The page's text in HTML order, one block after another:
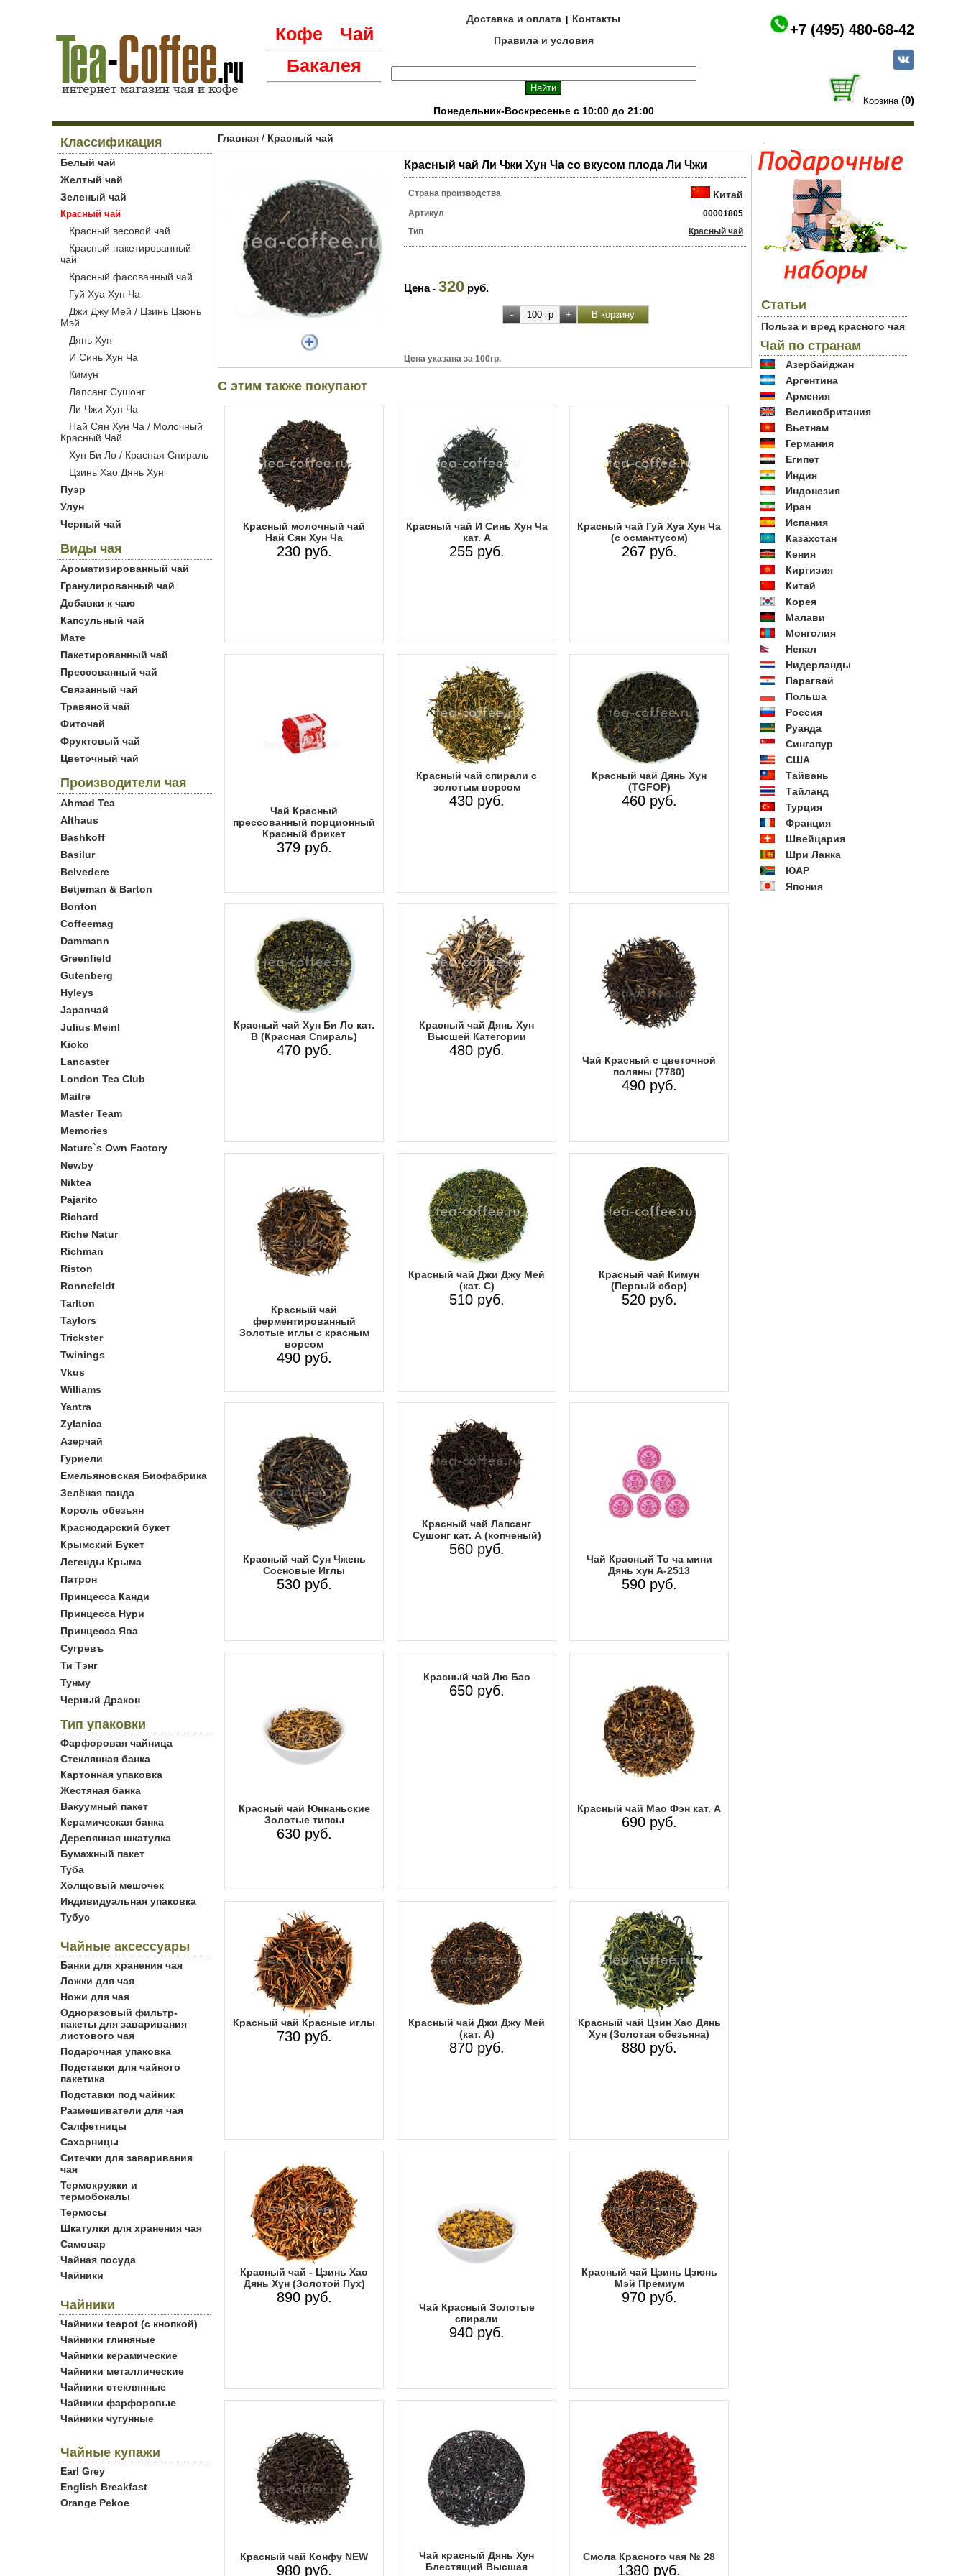
Кофе
Чай
Бакалея
Доставка и оплата
Контакты
Правила и условия
Понедельник-Воскресенье с 10:00 до 21:00
+7 (495) 480-68-42
Корзина (0)
Классификация
Белый чай
Желтый чай
Зеленый чай
Красный чай
Красный весовой чай
Красный пакетированный
чай
Красный фасованный чай
Гуй Хуа Хун Ча
Джи Джу Мей / Цзинь Цзюнь
Мэй
Дянь Хун
И Синь Хун Ча
Кимун
Лапсанг Сушонг
Ли Чжи Хун Ча
Най Сян Хун Ча / Молочный
Красный Чай
Хун Би Ло / Красная Спираль
Цзинь Хао Дянь Хун
Пуэр
Улун
Черный чай
Виды чая
Ароматизированный чай
Гранулированный чай
Добавки к чаю
Капсульный чай
Мате
Пакетированный чай
Прессованный чай
Связанный чай
Травяной чай
Фиточай
Фруктовый чай
Цветочный чай
Производители чая
Ahmad Tea
Althaus
Bashkoff
Basilur
Belvedere
Betjeman & Barton
Bonton
Coffeemag
Dammann
Greenfield
Gutenberg
Hyleys
Japanчай
Julius Meinl
Kioko
Lancaster
London Tea Club
Maitre
Master Team
Memories
Nature`s Own Factory
Newby
Niktea
Pajarito
Richard
Riche Natur
Richman
Riston
Ronnefeldt
Tarlton
Taylors
Trickster
Twinings
Vkus
Williams
Yantra
Zylanica
Азерчай
Гуриели
Емельяновская Биофабрика
Зелёная панда
Король обезьян
Краснодарский букет
Крымский Букет
Легенды Крыма
Патрон
Принцесса Канди
Принцесса Нури
Принцесса Ява
Сугревъ
Ти Тэнг
Тунму
Черный Дракон
Тип упаковки
Фарфоровая чайница
Стеклянная банка
Картонная упаковка
Жестяная банка
Вакуумный пакет
Керамическая банка
Деревянная шкатулка
Бумажный пакет
Туба
Холщовый мешочек
Индивидуальная упаковка
Тубус
Чайные аксессуары
Банки для хранения чая
Ложки для чая
Ножи для чая
Одноразовый фильтр-
пакеты для заваривания
листового чая
Подарочная упаковка
Подставки для чайного
пакетика
Подставки под чайник
Размешиватели для чая
Салфетницы
Сахарницы
Ситечки для заваривания
чая
Термокружки и
термобокалы
Термосы
Шкатулки для хранения чая
Самовар
Чайная посуда
Чайники
Чайники
Чайники teapot (с кнопкой)
Чайники глиняные
Чайники керамические
Чайники металлические
Чайники стеклянные
Чайники фарфоровые
Чайники чугунные
Чайные купажи
Earl Grey
English Breakfast
Orange Pekoe
Главная / Красный чай
Красный чай Ли Чжи Хун Ча со вкусом плода Ли Чжи
Страна производства Китай
Артикул
00001805
Тип
Красный чай
Цена- 320 руб.
Цена указана за 100гр.
С этим также покупают
Красный молочный чай
Най Сян Хун Ча
230 руб.
Красный чай И Синь Хун Ча
кат. А
255 руб.
Красный чай Гуй Хуа Хун Ча
(с османтусом)
267 руб.
Чай Красный
прессованный порционный
Красный брикет
379 руб.
Красный чай спирали с
золотым ворсом
430 руб.
Красный чай Дянь Хун
(TGFOP)
460 руб.
Красный чай Хун Би Ло кат.
B (Красная Спираль)
470 руб.
Красный чай Дянь Хун
Высшей Категории
480 руб.
Чай Красный с цветочной
поляны (7780)
490 руб.
Красный чай
ферментированный
Золотые иглы с красным
ворсом
490 руб.
Красный чай Джи Джу Мей
(кат. С)
510 руб.
Красный чай Кимун
(Первый сбор)
520 руб.
Красный чай Сун Чжень
Сосновые Иглы
530 руб.
Красный чай Лапсанг
Сушонг кат. А (копченый)
560 руб.
Чай Красный То ча мини
Дянь хун А-2513
590 руб.
Красный чай Юннаньские
Золотые типсы
630 руб.
Красный чай Лю Бао
650 руб.
Красный чай Мао Фэн кат. А
690 руб.
Красный чай Красные иглы
730 руб.
Красный чай Джи Джу Мей
(кат. А)
870 руб.
Красный чай Цзин Хао Дянь
Хун (Золотая обезьяна)
880 руб.
Красный чай - Цзинь Хао
Дянь Хун (Золотой Пух)
890 руб.
Чай Красный Золотые
спирали
940 руб.
Красный чай Цзинь Цзюнь
Мэй Премиум
970 руб.
Красный чай Конфу NEW
980 руб.
Чай красный Дянь Хун
Блестящий Высшая
Смола Красного чая № 28
1380 руб.
Статьи
Польза и вред красного чая
Чай по странам
Азербайджан
Аргентина
Армения
Великобритания
Вьетнам
Германия
Египет
Индия
Индонезия
Иран
Испания
Казахстан
Кения
Киргизия
Китай
Корея
Малави
Монголия
Непал
Нидерланды
Парагвай
Польша
Россия
Руанда
Сингапур
США
Тайвань
Тайланд
Турция
Франция
Швейцария
Шри Ланка
ЮАР
Япония